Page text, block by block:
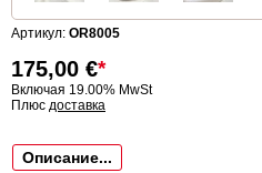
Артикул: OR8005
175,00 €*
Включая 19.00% MwSt
Плюс доставка
Описание...